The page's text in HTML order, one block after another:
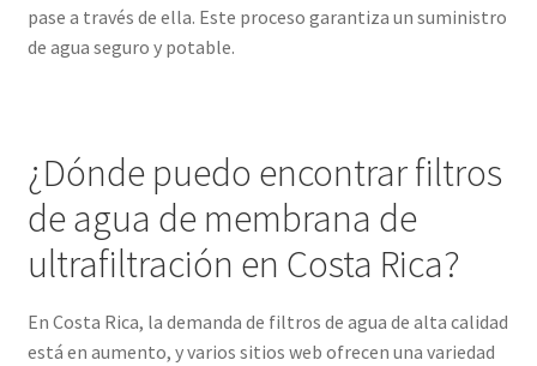
pase a través de ella. Este proceso garantiza un suministro
de agua seguro y potable.
¿Dónde puedo encontrar filtros
de agua de membrana de
ultrafiltración en Costa Rica?
En Costa Rica, la demanda de filtros de agua de alta calidad
está en aumento, y varios sitios web ofrecen una variedad